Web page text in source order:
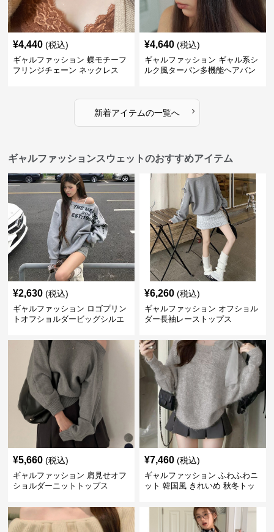
¥4,440 (税込)
ギャルファッション 蝶モチーフ
フリンジチェーン ネックレス
¥4,640 (税込)
ギャルファッション ギャル系シ
ルク風ターバン多機能ヘアバン
新着アイテムの一覧へ ›
ギャルファッションスウェットのおすすめアイテム
¥2,630 (税込)
ギャルファッション ロゴプリン
トオフショルダービッグシルエ
¥6,260 (税込)
ギャルファッション オフショル
ダー長袖レーストップス
¥5,660 (税込)
ギャルファッション 肩見せオフ
ショルダーニットトップス
¥7,460 (税込)
ギャルファッション ふわふわニ
ット 韓国風 きれいめ 秋冬トッ